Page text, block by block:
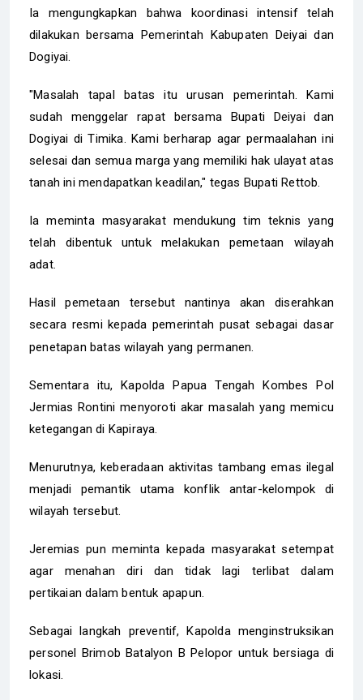
Ia mengungkapkan bahwa koordinasi intensif telah
dilakukan bersama Pemerintah Kabupaten Deiyai dan
Dogiyai.
"Masalah tapal batas itu urusan pemerintah. Kami
sudah menggelar rapat bersama Bupati Deiyai dan
Dogiyai di Timika. Kami berharap agar permaalahan ini
selesai dan semua marga yang memiliki hak ulayat atas
tanah ini mendapatkan keadilan," tegas Bupati Rettob.
Ia meminta masyarakat mendukung tim teknis yang
telah dibentuk untuk melakukan pemetaan wilayah
adat.
Hasil pemetaan tersebut nantinya akan diserahkan
secara resmi kepada pemerintah pusat sebagai dasar
penetapan batas wilayah yang permanen.
​Sementara itu, Kapolda Papua Tengah Kombes Pol
Jermias Rontini menyoroti akar masalah yang memicu
ketegangan di Kapiraya.
Menurutnya, keberadaan aktivitas tambang emas ilegal
menjadi pemantik utama konflik antar-kelompok di
wilayah tersebut.
Jeremias pun meminta kepada masyarakat setempat
agar menahan diri dan tidak lagi terlibat dalam
pertikaian dalam bentuk apapun.
Sebagai langkah preventif, Kapolda menginstruksikan
personel Brimob Batalyon B Pelopor untuk bersiaga di
lokasi.